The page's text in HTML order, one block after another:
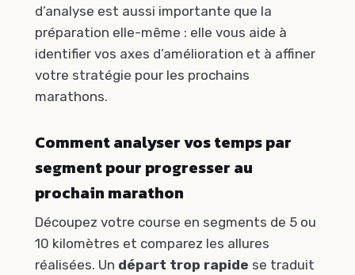
d’analyse est aussi importante que la
préparation elle-même : elle vous aide à
identifier vos axes d’amélioration et à affiner
votre stratégie pour les prochains
marathons.
Comment analyser vos temps par
segment pour progresser au
prochain marathon
Découpez votre course en segments de 5 ou
10 kilomètres et comparez les allures
réalisées. Un départ trop rapide se traduit